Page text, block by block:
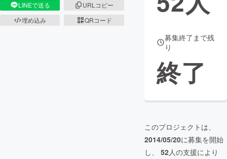
LINEで送る
URLコピー
埋め込み
QRコード
募集終了まで残
り
終了
このプロジェクトは、
2014/05/20に募集を開始
し、 52人の支援により